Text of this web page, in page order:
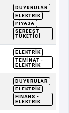
DUYURULAR
ELEKTRIK
PIYASA
SERBEST
TÜKETICI
ELEKTRIK
TEMINAT -
ELEKTRIK
DUYURULAR
ELEKTRIK
FINANS -
ELEKTRIK